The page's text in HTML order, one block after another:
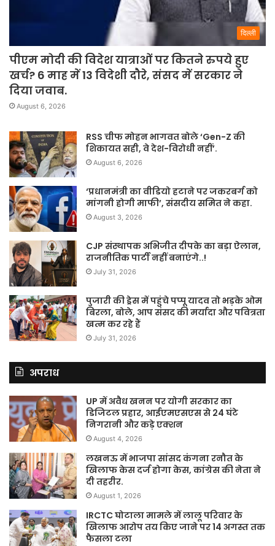
दिल्ली
पीएम मोदी की विदेश यात्राओं पर कितने रुपये हुए
खर्च? 6 माह में 13 विदेशी दौरे, संसद में सरकार ने
दिया जवाब.
August 6, 2026
RSS चीफ मोहन भागवत बोले ‘Gen-Z की
शिकायत सही, वे देश-विरोधी नहीं’.
August 6, 2026
‘प्रधानमंत्री का वीडियो हटाने पर जकरबर्ग को
मांगनी होगी माफी’, संसदीय समित ने कहा.
August 3, 2026
CJP संस्थापक अभिजीत दीपके का बड़ा ऐलान,
राजनीतिक पार्टी नहीं बनाएंगे..!
July 31, 2026
पुजारी की ड्रेस में पहुंचे पप्पू यादव तो भड़के ओम
बिरला, बोले, आप संसद की मर्यादा और पवित्रता
खत्म कर रहे हैं
July 31, 2026
अपराध
UP में अवैध खनन पर योगी सरकार का
डिजिटल प्रहार, आईएमएसएस से 24 घंटे
निगरानी और कड़े एक्शन
August 4, 2026
लखनऊ में भाजपा सांसद कंगना रनौत के
खिलाफ केस दर्ज होगा केस, कांग्रेस की नेता ने
दी तहरीर.
August 1, 2026
IRCTC घोटाला मामले में लालू परिवार के
खिलाफ आरोप तय किए जाने पर 14 अगस्त तक
फैसला टला